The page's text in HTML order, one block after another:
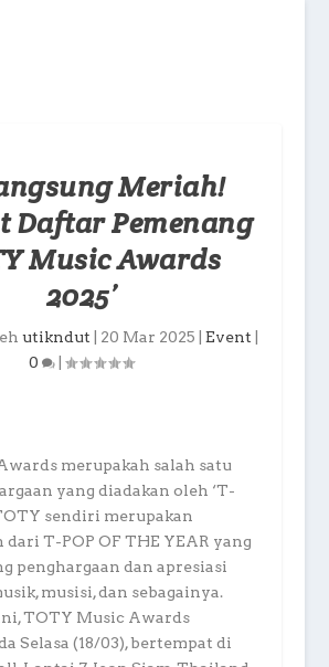
Meriah!
Daftar Pemenang
Music Awards
2025’
utikndut 20 Mar 2025 |Event
0
|
merupakah salah satu
yang diadakan oleh ‘T-
sendiri merupakan
dari T-POP OF THE YEAR yang
penghargaan dan apresiasi
musisi, dan sebagainya.
TOTY Music Awards
Selasa (18/03), bertempat di